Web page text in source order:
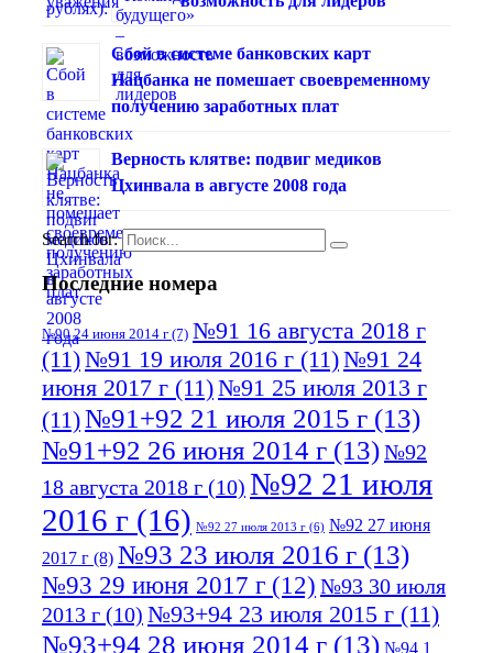
Сбой в системе банковских карт
Нацбанка не помешает своевременному
получению заработных плат
Верность клятве: подвиг медиков
Цхинвала в августе 2008 года
Search for:
Последние номера
№90 24 июня 2014 г (7) №91 16 августа 2018 г
(11)№91 19 июля 2016 г (11)№91 24
июня 2017 г (11)№91 25 июля 2013 г
(11)№91+92 21 июля 2015 г (13)
№91+92 26 июня 2014 г (13)№92
18 августа 2018 г (10) №92 21 июля
2016 г (16) №92 27 июля 2013 г (6) №92 27 июня
2017 г (8) №93 23 июля 2016 г (13)
№93 29 июня 2017 г (12) №93 30 июля
2013 г (10) №93+94 23 июля 2015 г (11)
№93+94 28 июня 2014 г (13) №94 1